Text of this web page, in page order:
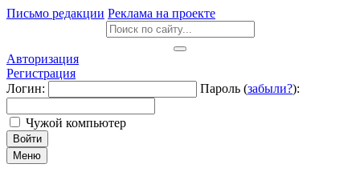
Письмо редакции Реклама на проекте
Авторизация
Регистрация
Логин:
Пароль (забыли?):
Чужой компьютер
Войти
Меню